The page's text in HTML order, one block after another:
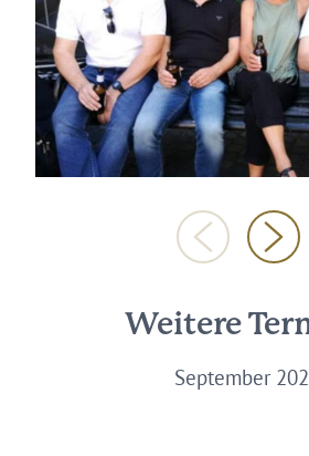
Weitere
September